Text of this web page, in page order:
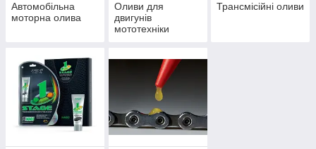
Автомобільна
моторна олива
Оливи для
двигунів
мототехніки
Трансмісійні оливи